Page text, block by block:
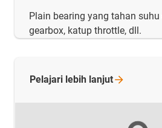
Plain bearing yang tahan
gearbox, katup throttle, dll.
Pelajari lebih lanjut